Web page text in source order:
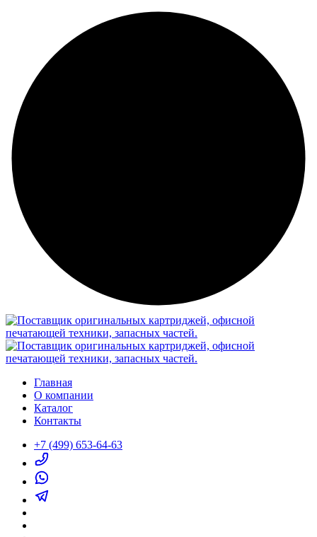
Главная
О компании
Каталог
Контакты
+7 (499) 653-64-63